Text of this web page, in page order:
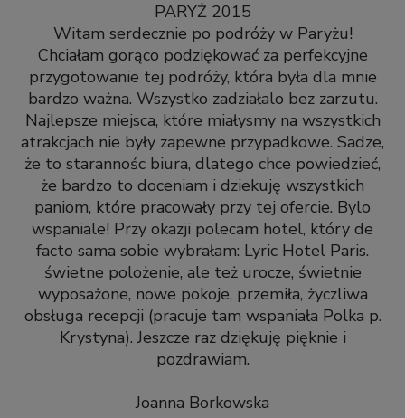
PARYŻ 2015
Witam serdecznie po podróży w Paryżu!
Chciałam gorąco podziękować za perfekcyjne
przygotowanie tej podróży, która była dla mnie
bardzo ważna. Wszystko zadziałalo bez zarzutu.
Najlepsze miejsca, które miałysmy na wszystkich
atrakcjach nie były zapewne przypadkowe. Sadze,
że to starannośc biura, dlatego chce powiedzieć,
że bardzo to doceniam i dziekuję wszystkich
paniom, które pracowały przy tej ofercie. Bylo
wspaniale! Przy okazji polecam hotel, który de
facto sama sobie wybrałam: Lyric Hotel Paris.
świetne polożenie, ale też urocze, świetnie
wyposażone, nowe pokoje, przemiła, życzliwa
obsługa recepcji (pracuje tam wspaniała Polka p.
Krystyna). Jeszcze raz dziękuję pięknie i
pozdrawiam.
Joanna Borkowska